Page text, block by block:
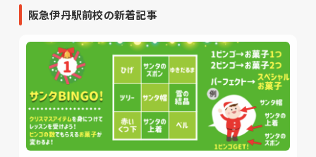
阪急伊丹駅前校の新着記事